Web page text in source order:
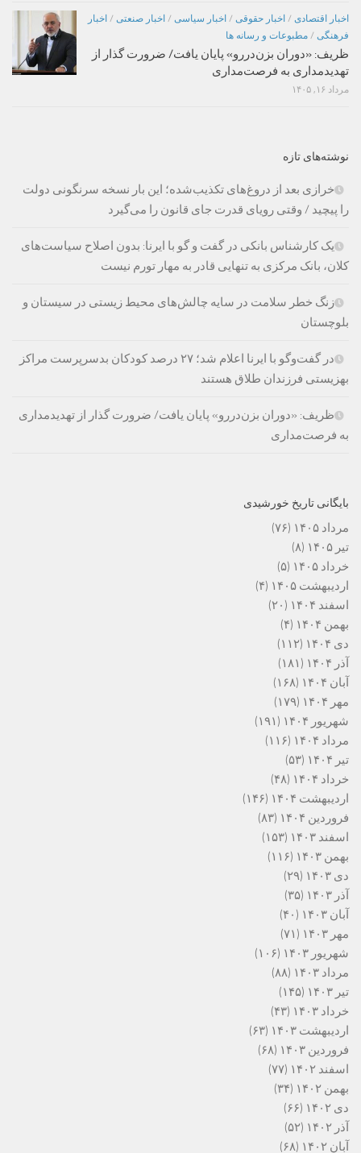
اخبار اقتصادی / اخبار حقوقی / اخبار سیاسی / اخبار صنعتی / اخبار
فرهنگی / مطبوعات و رسانه ها
ظریف: «دوران بزن‌دررو» پایان یافت/ ضرورت گذار از
تهدیدمداری به فرصت‌مداری
مرداد ۱۶, ۱۴۰۵
نوشته‌های تازه
خرازی بعد از دروغ‌های تکذیب‌شده؛ این بار نسخه سرنگونی دولت
را پیچید / وقتی رویای قدرت جای قانون را می‌گیرد
یک کارشناس بانکی در گفت و گو با ایرنا: بدون اصلاح سیاست‌های
کلان، بانک مرکزی به تنهایی قادر به مهار تورم نیست
زنگ خطر سلامت در سایه چالش‌های محیط زیستی در سیستان و
بلوچستان
در گفت‌وگو با ایرنا اعلام شد؛ ۲۷ درصد کودکان بدسرپرست مراکز
بهزیستی فرزندان طلاق هستند
ظریف: «دوران بزن‌دررو» پایان یافت/ ضرورت گذار از تهدیدمداری
به فرصت‌مداری
بایگانی تاریخ خورشیدی
مرداد ۱۴۰۵
(۷۶)
تیر ۱۴۰۵
(۸)
خرداد ۱۴۰۵
(۵)
اردیبهشت ۱۴۰۵
(۴)
اسفند ۱۴۰۴
(۲۰)
بهمن ۱۴۰۴
(۴)
دی ۱۴۰۴
(۱۱۲)
آذر ۱۴۰۴
(۱۸۱)
آبان ۱۴۰۴
(۱۶۸)
مهر ۱۴۰۴
(۱۷۹)
شهریور ۱۴۰۴
(۱۹۱)
مرداد ۱۴۰۴
(۱۱۶)
تیر ۱۴۰۴
(۵۳)
خرداد ۱۴۰۴
(۴۸)
اردیبهشت ۱۴۰۴
(۱۴۶)
فروردین ۱۴۰۴
(۸۳)
اسفند ۱۴۰۳
(۱۵۳)
بهمن ۱۴۰۳
(۱۱۶)
دی ۱۴۰۳
(۲۹)
آذر ۱۴۰۳
(۳۵)
آبان ۱۴۰۳
(۴۰)
مهر ۱۴۰۳
(۷۱)
شهریور ۱۴۰۳
(۱۰۶)
مرداد ۱۴۰۳
(۸۸)
تیر ۱۴۰۳
(۱۴۵)
خرداد ۱۴۰۳
(۴۳)
اردیبهشت ۱۴۰۳
(۶۳)
فروردین ۱۴۰۳
(۶۸)
اسفند ۱۴۰۲
(۷۷)
بهمن ۱۴۰۲
(۳۴)
دی ۱۴۰۲
(۶۶)
آذر ۱۴۰۲
(۵۲)
آبان ۱۴۰۲
(۶۸)